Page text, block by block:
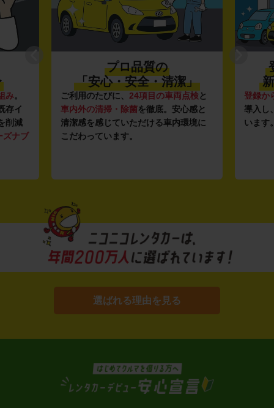
み。
存イ
削減
ズナブ
プロ品質の
「安心・安全・清潔」
ご利用のたびに、 24項目の車両点検と
車内外の清掃・除菌を徹底。安心感と
清潔感を感じていただける車内環境に
こだわっています。
登録か
導入し
います
選ばれる理由を見る